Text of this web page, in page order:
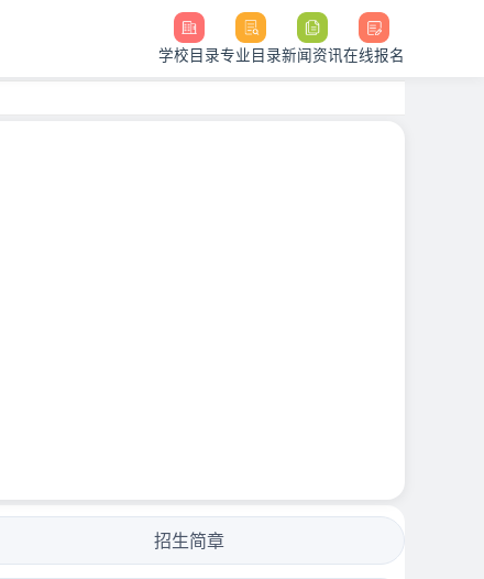
学校目录专业目录新闻资讯在线报名
招生简章